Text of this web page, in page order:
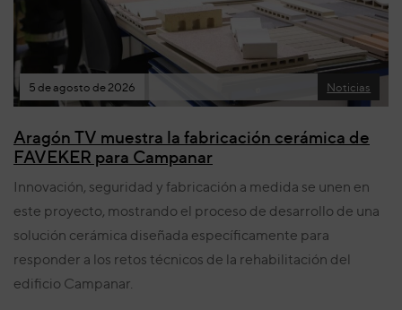
5 de agosto de 2026 Noticias
Aragón TV muestra la fabricación cerámica de
FAVEKER para Campanar
Innovación, seguridad y fabricación a medida se unen en
este proyecto, mostrando el proceso de desarrollo de una
solución cerámica diseñada específicamente para
responder a los retos técnicos de la rehabilitación del
edificio Campanar.